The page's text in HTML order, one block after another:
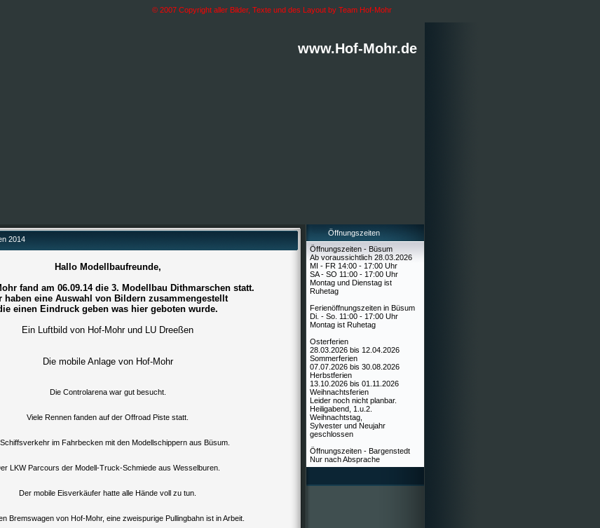
© 2007 Copyright aller Bilder, Texte und des Layout by Team Hof-Mohr
www.Hof-Mohr.de
2014
Hallo Modellbaufreunde,
fand am 06.09.14 die 3. Modellbau Dithmarschen statt.
haben eine Auswahl von Bildern zusammengestellt
einen Eindruck geben was hier geboten wurde.
Ein Luftbild von Hof-Mohr und LU Dreeßen
Die mobile Anlage von Hof-Mohr
Die Controlarena war gut besucht.
Viele Rennen fanden auf der Offroad Piste statt.
im Fahrbecken mit den Modellschippern aus Büsum.
LKW Parcours der Modell-Truck-Schmiede aus Wesselburen.
Der mobile Eisverkäufer hatte alle Hände voll zu tun.
Bremswagen von Hof-Mohr, eine zweispurige Pullingbahn ist in Arbeit.
Öffnungszeiten
Öffnungszeiten - Büsum
Ab voraussichtlich 28.03.2026
MI - FR 14:00 - 17:00 Uhr
SA - SO 11:00 - 17:00 Uhr
Montag und Dienstag ist
Ruhetag
Ferienöffnungszeiten in Büsum
Di. - So. 11:00 - 17:00 Uhr
Montag ist Ruhetag
Osterferien
28.03.2026 bis 12.04.2026
Sommerferien
07.07.2026 bis 30.08.2026
Herbstferien
13.10.2026 bis 01.11.2026
Weihnachtsferien
Leider noch nicht planbar.
Heiligabend, 1.u.2.
Weihnachtstag,
Sylvester und Neujahr
geschlossen
Öffnungszeiten - Bargenstedt
Nur nach Absprache